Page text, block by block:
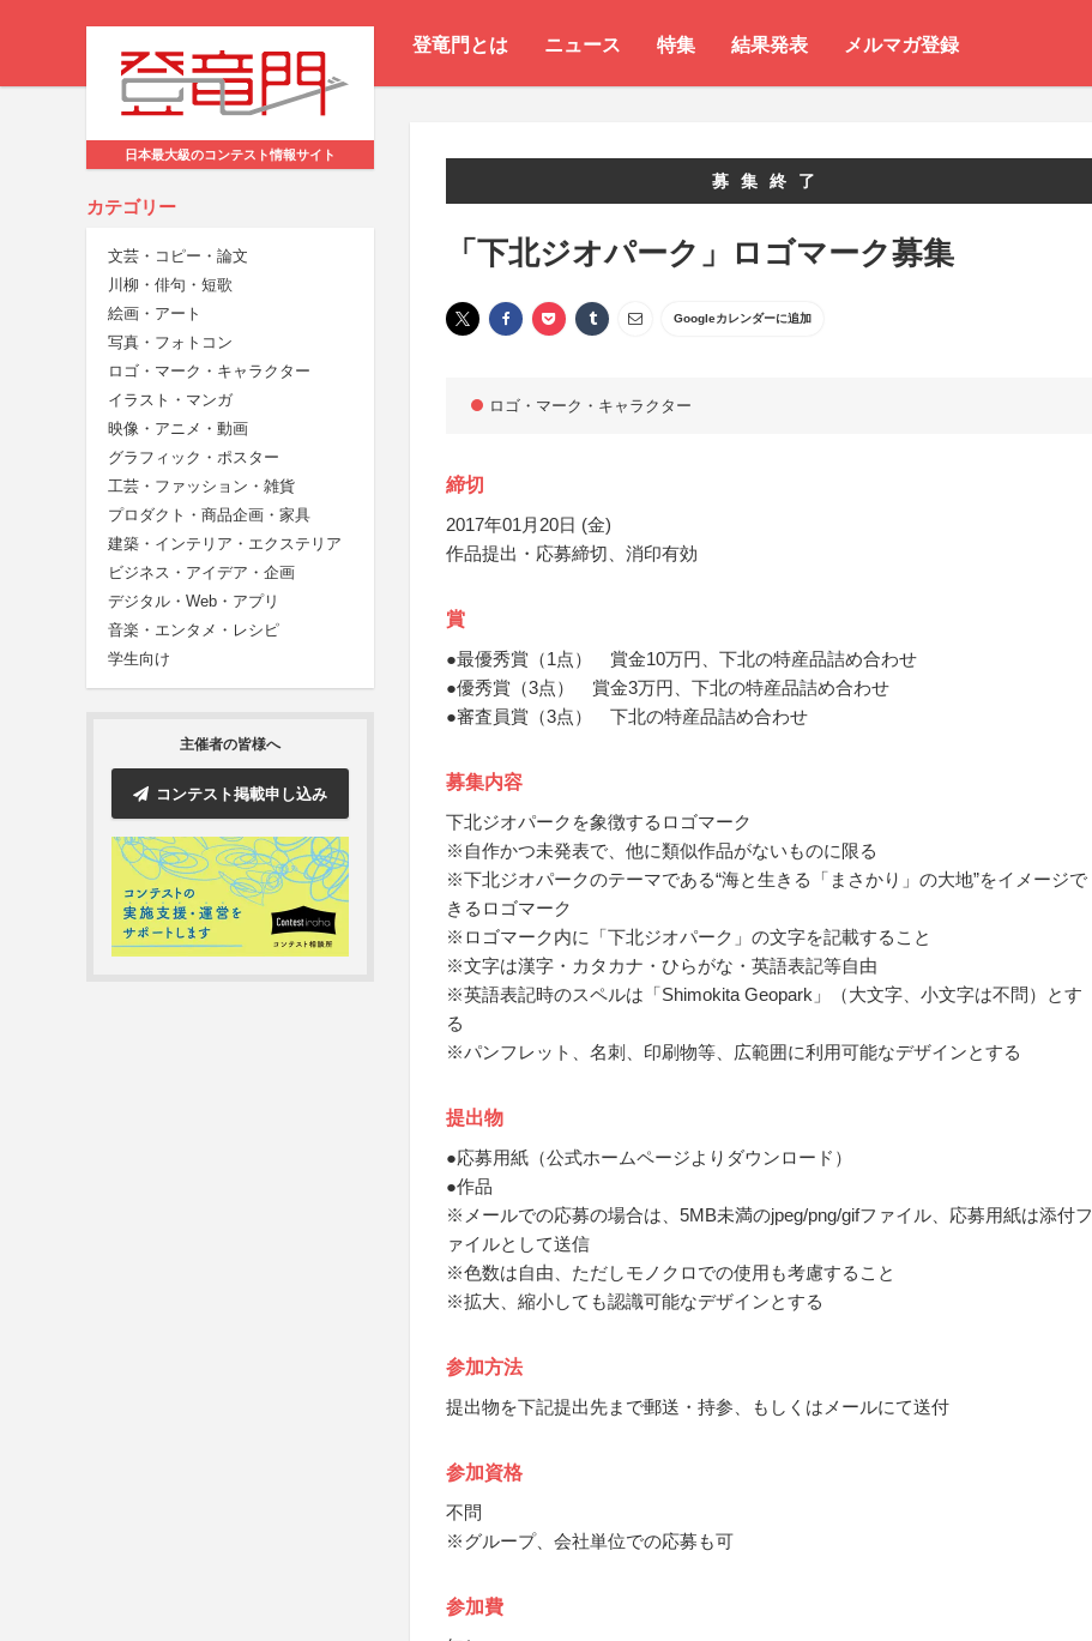
登竜門とは ニュース 特集 結果発表 メルマガ登録
日本最大級のコンテスト情報サイト
カテゴリー
文芸・コピー・論文
川柳・俳句・短歌
絵画・アート
写真・フォトコン
ロゴ・マーク・キャラクター
イラスト・マンガ
映像・アニメ・動画
グラフィック・ポスター
工芸・ファッション・雑貨
プロダクト・商品企画・家具
建築・インテリア・エクステリア
ビジネス・アイデア・企画
デジタル・Web・アプリ
音楽・エンタメ・レシピ
学生向け
主催者の皆様へ
コンテスト掲載申し込み
募集終了
「下北ジオパーク」ロゴマーク募集
Googleカレンダーに追加
ロゴ・マーク・キャラクター
締切
2017年01月20日 (金)
作品提出・応募締切、消印有効
賞
●最優秀賞（1点） 賞金10万円、下北の特産品詰め合わせ
●優秀賞（3点） 賞金3万円、下北の特産品詰め合わせ
●審査員賞（3点） 下北の特産品詰め合わせ
募集内容
下北ジオパークを象徴するロゴマーク
※自作かつ未発表で、他に類似作品がないものに限る
※下北ジオパークのテーマである“海と生きる「まさかり」の大地”をイメージで
きるロゴマーク
※ロゴマーク内に「下北ジオパーク」の文字を記載すること
※文字は漢字・カタカナ・ひらがな・英語表記等自由
※英語表記時のスペルは「Shimokita Geopark」（大文字、小文字は不問）とす
る
※パンフレット、名刺、印刷物等、広範囲に利用可能なデザインとする
提出物
●応募用紙（公式ホームページよりダウンロード）
●作品
※メールでの応募の場合は、5MB未満のjpeg/png/gifファイル、応募用紙は添付フ
ァイルとして送信
※色数は自由、ただしモノクロでの使用も考慮すること
※拡大、縮小しても認識可能なデザインとする
参加方法
提出物を下記提出先まで郵送・持参、もしくはメールにて送付
参加資格
不問
※グループ、会社単位での応募も可
参加費